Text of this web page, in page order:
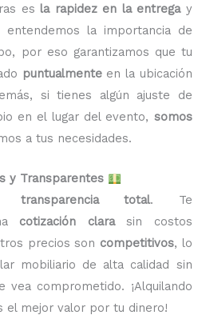
es la rapidez en la entregay
entendemos la importancia de
por eso garantizamos que tu
puntualmenteen la ubicación
si tienes algún ajuste de
en el lugar del evento, somos
a tus necesidades.
y Transparentes
latransparencia total. Te
cotización clarasin costos
precios son competitivos, lo
mobiliario de alta calidad sin
vea comprometido. ¡Alquilando
el mejor valor por tu dinero!